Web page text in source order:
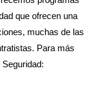
que ofrecen una
muchas de las
Para más